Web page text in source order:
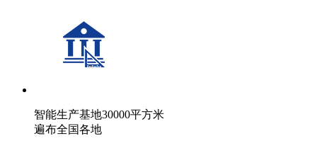
智能生产基地30000平方米
遍布全国各地